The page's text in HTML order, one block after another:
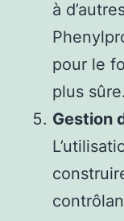
à
pour le
plus sûre.
Gestion